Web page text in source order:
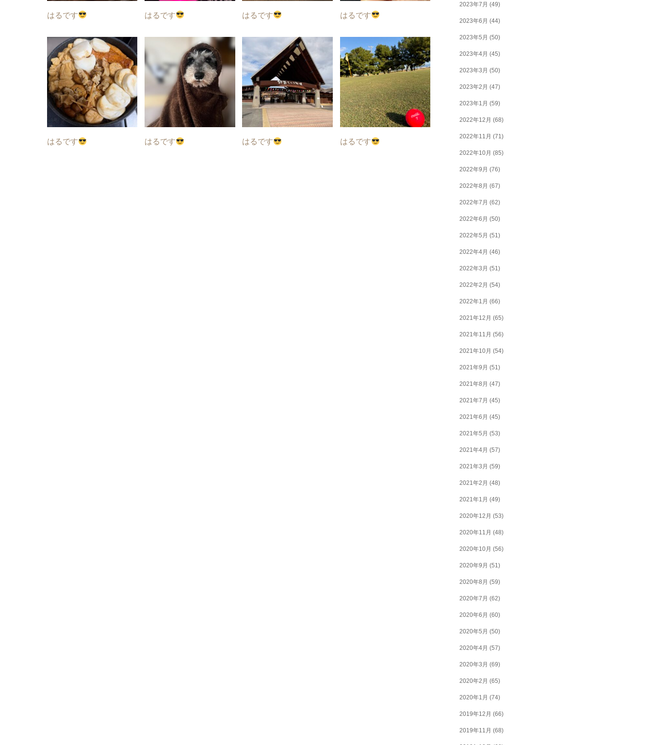
はるです はるです はるです はるです
はるです はるです はるです はるです
2023年7月 (49)
2023年6月 (44)
2023年5月 (50)
2023年4月 (45)
2023年3月 (50)
2023年2月 (47)
2023年1月 (59)
2022年12月 (68)
2022年11月 (71)
2022年10月 (85)
2022年9月 (76)
2022年8月 (67)
2022年7月 (62)
2022年6月 (50)
2022年5月 (51)
2022年4月 (46)
2022年3月 (51)
2022年2月 (54)
2022年1月 (66)
2021年12月 (65)
2021年11月 (56)
2021年10月 (54)
2021年9月 (51)
2021年8月 (47)
2021年7月 (45)
2021年6月 (45)
2021年5月 (53)
2021年4月 (57)
2021年3月 (59)
2021年2月 (48)
2021年1月 (49)
2020年12月 (53)
2020年11月 (48)
2020年10月 (56)
2020年9月 (51)
2020年8月 (59)
2020年7月 (62)
2020年6月 (60)
2020年5月 (50)
2020年4月 (57)
2020年3月 (69)
2020年2月 (65)
2020年1月 (74)
2019年12月 (66)
2019年11月 (68)